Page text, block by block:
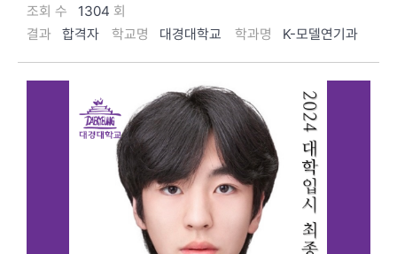
조회 수
1304 회
결과
합격자 학교명 대경대학교 학과명 K-모델연기과